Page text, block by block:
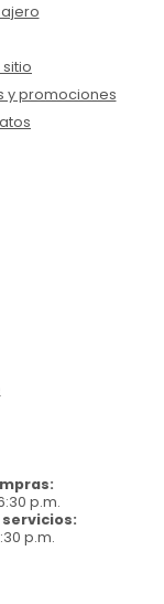
y promociones
p.m.
p.m.